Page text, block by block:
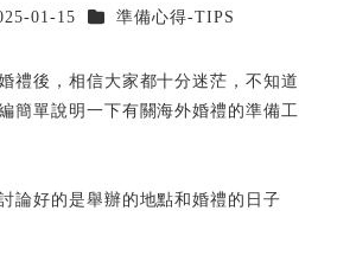
01-15 カテゴリー
準備心得-TIPS
禮後，相信大家都十分迷茫，不知道
簡單說明一下有關海外婚禮的準備工
論好的是舉辦的地點和婚禮的日子